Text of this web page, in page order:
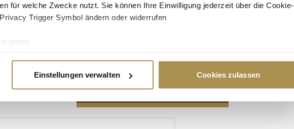
für welche Zwecke nutzt. Sie können Ihre Einwilligung jederzeit über die Cookie-
Trigger Symbol ändern oder widerrufen
gerne:
Daten verarbeitet werden, und legen Sie Ihre Präferenzen im
Anzeigen zu personalisieren, Funktionen für soziale Medien anbieten zu können
Einstellungen verwalten Cookies zulassen